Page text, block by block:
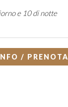
e 10 di notte
/ PRENOTA